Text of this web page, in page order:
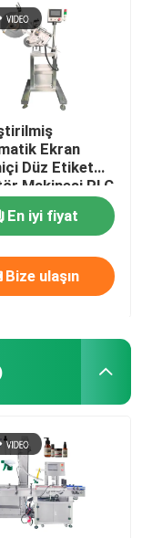
Ekran
Düz Etiket
Makinesi PLC
380W
En iyi fiyat
Bize ulaşın